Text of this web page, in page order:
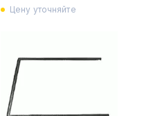
Цену уточняйте